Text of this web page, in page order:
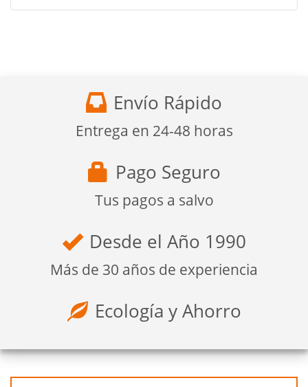
Envío Rápido
Entrega en 24-48 horas
Pago Seguro
Tus pagos a salvo
Desde el Año 1990
Más de 30 años de experiencia
Ecología y Ahorro